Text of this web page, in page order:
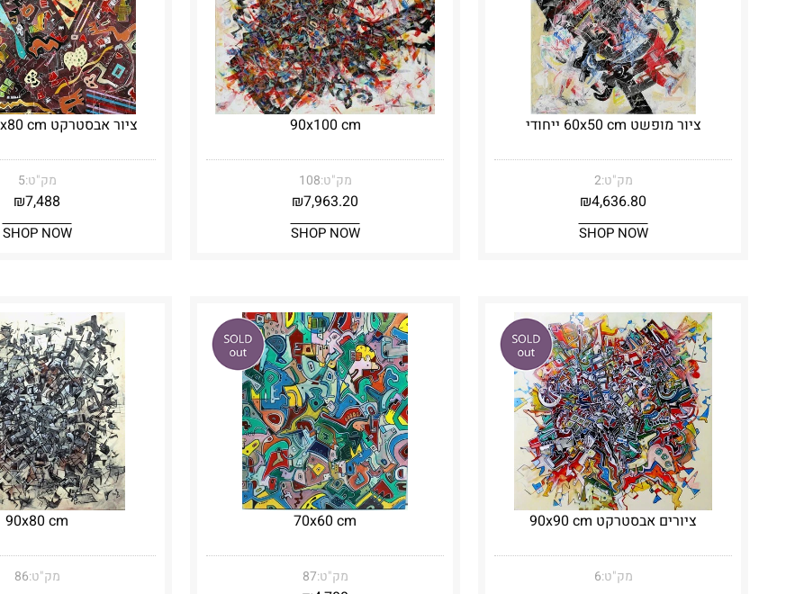
ציור מופשט 60x50 cm ייחודי
מק"ט:2
₪4,636.80
SHOP NOW
90x100 cm
מק"ט:108
₪7,963.20
SHOP NOW
ציור אבסטרקט 80x80 cm ממוסגר
מק"ט:5
₪7,488
SHOP NOW
ציורים אבסטרקט 90x90 cm
מק"ט:6
70x60 cm
מק"ט:87
90x80 cm
מק"ט:86